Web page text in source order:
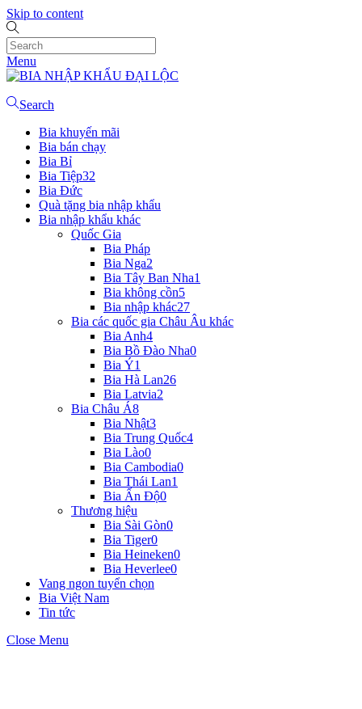
Skip to content
Menu
Search
Bia khuyến mãi
Bia bán chạy
Bia Bỉ
Bia Tiệp32
Bia Đức
Quà tặng bia nhập khẩu
Bia nhập khẩu khác
Quốc Gia
Bia Pháp
Bia Nga2
Bia Tây Ban Nha1
Bia không cồn5
Bia nhập khác27
Bia các quốc gia Châu Âu khác
Bia Anh4
Bia Bồ Đào Nha0
Bia Ý1
Bia Hà Lan26
Bia Latvia2
Bia Châu Á8
Bia Nhật3
Bia Trung Quốc4
Bia Lào0
Bia Cambodia0
Bia Thái Lan1
Bia Ấn Độ0
Thương hiệu
Bia Sài Gòn0
Bia Tiger0
Bia Heineken0
Bia Heverlee0
Vang ngon tuyển chọn
Bia Việt Nam
Tin tức
Close Menu